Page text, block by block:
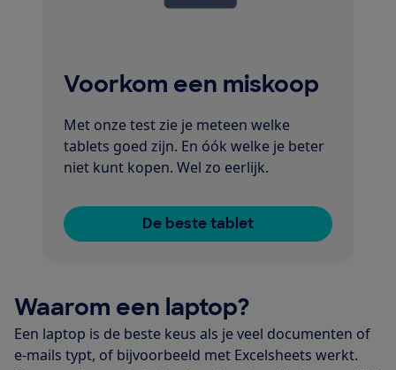
Voorkom een miskoop
Met onze test zie je meteen welke
tablets goed zijn. En óók welke je beter
niet kunt kopen. Wel zo eerlijk.
De beste tablet
Waarom een laptop?
Een laptop is de beste keus als je veel documenten of
e-mails typt, of bijvoorbeeld met Excelsheets werkt.